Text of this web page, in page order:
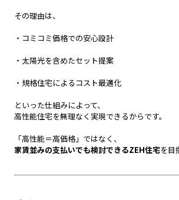
その理由は、
・コミコミ価格での安心設計
・太陽光を含めたセット提案
・規格住宅によるコスト最適化
といった仕組みによって、
高性能住宅を無理なく実現できるからです。
「高性能＝高価格」ではなく、
家賃並みの支払いでも検討できるZEH住宅を目